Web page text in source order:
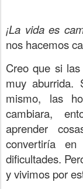
¡La vida es
nos hacemos
Creo que si
muy
mismo, las
cambiara,
aprender
convertiría
dificultades.
y vivimos por